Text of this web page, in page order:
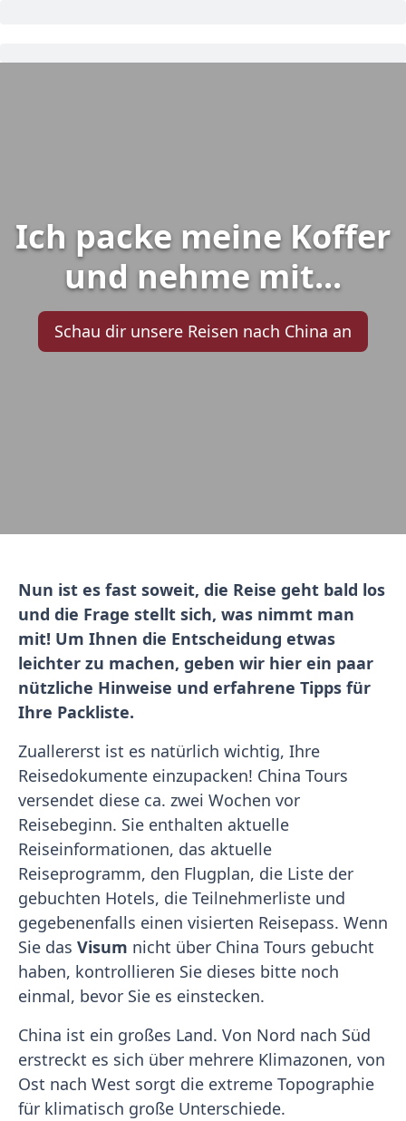
Ich packe meine Koffer
und nehme mit...
Schau dir unsere Reisen nach China an
Nun ist es fast soweit, die Reise geht bald los
und die Frage stellt sich, was nimmt man
mit! Um Ihnen die Entscheidung etwas
leichter zu machen, geben wir hier ein paar
nützliche Hinweise und erfahrene Tipps für
Ihre Packliste.
Zuallererst ist es natürlich wichtig, Ihre
Reisedokumente einzupacken! China Tours
versendet diese ca. zwei Wochen vor
Reisebeginn. Sie enthalten aktuelle
Reiseinformationen, das aktuelle
Reiseprogramm, den Flugplan, die Liste der
gebuchten Hotels, die Teilnehmerliste und
gegebenenfalls einen visierten Reisepass. Wenn
Sie das Visum nicht über China Tours gebucht
haben, kontrollieren Sie dieses bitte noch
einmal, bevor Sie es einstecken.
China ist ein großes Land. Von Nord nach Süd
erstreckt es sich über mehrere Klimazonen, von
Ost nach West sorgt die extreme Topographie
für klimatisch große Unterschiede.